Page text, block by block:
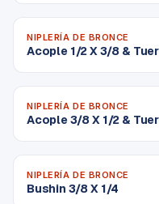
NIPLERÍA DE BRONCE
Acople 1/2 X 3/8 &
NIPLERÍA DE BRONCE
Acople 3/8 X 1/2 &
NIPLERÍA DE BRONCE
Bushin 3/8 X 1/4